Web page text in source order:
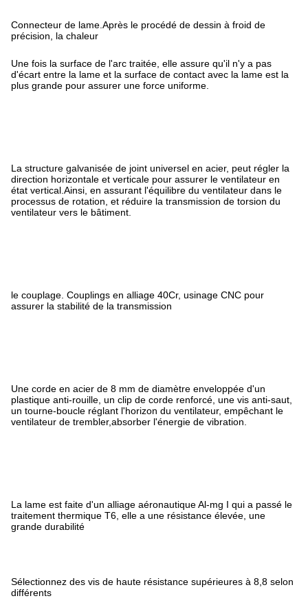
Connecteur de lame.Après le procédé de dessin à froid de
précision, la chaleur
Une fois la surface de l'arc traitée, elle assure qu'il n'y a pas
d'écart entre la lame et la surface de contact avec la lame est la
plus grande pour assurer une force uniforme.
La structure galvanisée de joint universel en acier, peut régler la
direction horizontale et verticale pour assurer le ventilateur en
état vertical.Ainsi, en assurant l'équilibre du ventilateur dans le
processus de rotation, et réduire la transmission de torsion du
ventilateur vers le bâtiment.
le couplage. Couplings en alliage 40Cr, usinage CNC pour
assurer la stabilité de la transmission
Une corde en acier de 8 mm de diamètre enveloppée d'un
plastique anti-rouille, un clip de corde renforcé, une vis anti-saut,
un tourne-boucle réglant l'horizon du ventilateur, empêchant le
ventilateur de trembler,absorber l'énergie de vibration.
La lame est faite d'un alliage aéronautique Al-mg I qui a passé le
traitement thermique T6, elle a une résistance élevée, une
grande durabilité
Sélectionnez des vis de haute résistance supérieures à 8,8 selon
différents